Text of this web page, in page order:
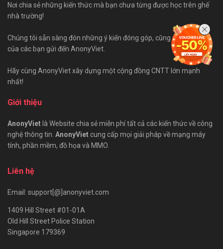
Nơi chia sẻ những kiến thức mà bạn chưa từng được học trên ghế
nhà trường!
Chúng tôi sẵn sàng đón những ý kiến đóng góp, cũng như bài viết
của các bạn gửi đến AnonyViet.
Hãy cùng AnonyViet xây dựng một cộng đồng CNTT lớn mạnh
nhất!
Giới thiệu
AnonyVietlà Website chia sẻ miễn phí tất cả các kiến thức về công
nghệ thông tin. AnonyViet cung cấp mọi giải pháp về mạng máy
tính, phần mềm, đồ họa và MMO.
Liên hệ
Email: support[@]anonyviet.com
1409 Hill Street #01-01A
Old Hill Street Police Station
Singapore 179369